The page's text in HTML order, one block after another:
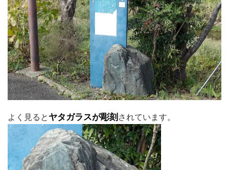
よく見ると ヤタガラスが彫刻 されています。